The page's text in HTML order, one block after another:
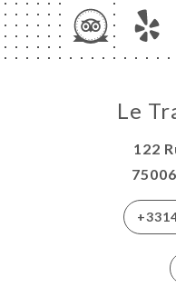
Le
122